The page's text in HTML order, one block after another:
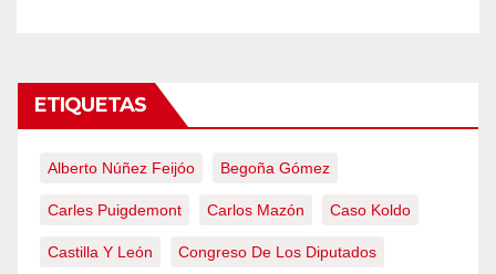
ETIQUETAS
Alberto Núñez Feijóo Begoña Gómez
Carles Puigdemont Carlos Mazón Caso Koldo
Castilla Y León Congreso De Los Diputados